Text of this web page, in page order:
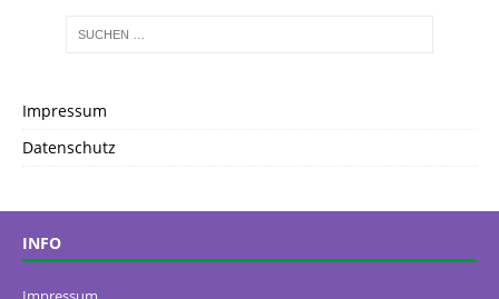
Impressum
Datenschutz
INFO